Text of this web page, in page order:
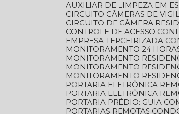
AUXILIAR DE LIMPEZA EM
CIRCUITO CÂMERAS DE
CIRCUITO DE CÂMERA
CONTROLE DE ACESSO
EMPRESA TERCEIRIZADA
MONITORAMENTO 24
MONITORAMENTO
MONITORAMENTO
MONITORAMENTO
PORTARIA ELETRÔNICA
PORTARIA ELETRÔNICA
PORTARIA PRÉDIO: GUIA
PORTARIAS REMOTAS